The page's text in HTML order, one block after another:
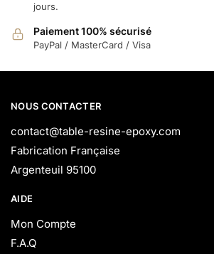
jours.
Paiement 100% sécurisé
PayPal / MasterCard / Visa
NOUS CONTACTER
contact@table-resine-epoxy.com
Fabrication Française
Argenteuil 95100
AIDE
Mon Compte
F.A.Q